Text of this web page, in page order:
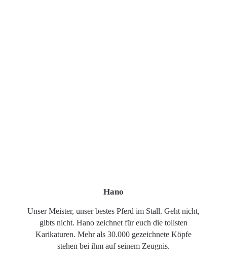
Hano
Unser Meister, unser bestes Pferd im Stall. Geht nicht,
gibts nicht. Hano zeichnet für euch die tollsten
Karikaturen. Mehr als 30.000 gezeichnete Köpfe
stehen bei ihm auf seinem Zeugnis.